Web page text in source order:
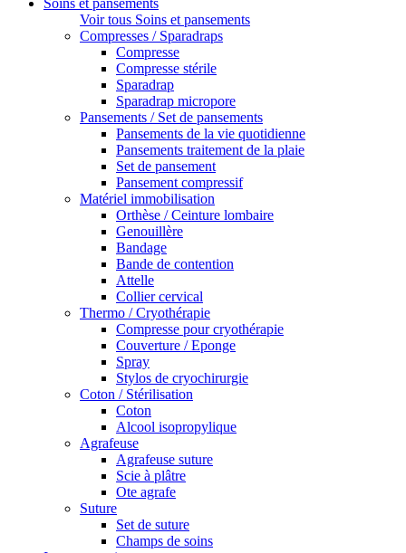
Soins et pansements
Voir tous Soins et pansements
Compresses / Sparadraps
Compresse
Compresse stérile
Sparadrap
Sparadrap micropore
Pansements / Set de pansements
Pansements de la vie quotidienne
Pansements traitement de la plaie
Set de pansement
Pansement compressif
Matériel immobilisation
Orthèse / Ceinture lombaire
Genouillère
Bandage
Bande de contention
Attelle
Collier cervical
Thermo / Cryothérapie
Compresse pour cryothérapie
Couverture / Eponge
Spray
Stylos de cryochirurgie
Coton / Stérilisation
Coton
Alcool isopropylique
Agrafeuse
Agrafeuse suture
Scie à plâtre
Ote agrafe
Suture
Set de suture
Champs de soins